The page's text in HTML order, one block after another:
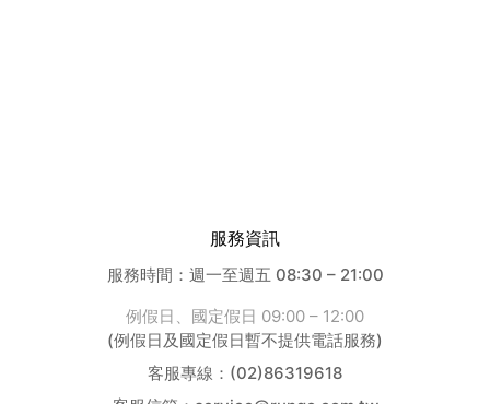
服務資訊
服務時間：週一至週五 08:30 – 21:00
例假日、國定假日 09:00 – 12:00
(例假日及國定假日暫不提供電話服務)
客服專線：(02)86319618